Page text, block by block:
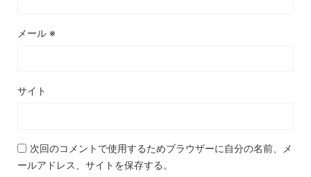
メール ※
サイト
次回のコメントで使用するためブラウザーに自分の名前、メ
ールアドレス、サイトを保存する。